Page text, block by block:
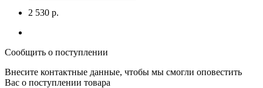
2 530 р.
Сообщить о поступлении
Внесите контактные данные, чтобы мы смогли оповестить
Вас о поступлении товара